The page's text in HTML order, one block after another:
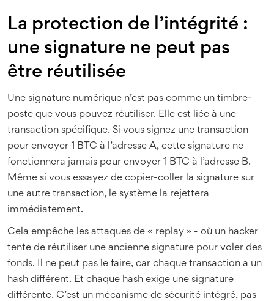
La protection de l’intégrité :
une signature ne peut pas
être réutilisée
Une signature numérique n’est pas comme un timbre-
poste que vous pouvez réutiliser. Elle est liée à une
transaction spécifique. Si vous signez une transaction
pour envoyer 1 BTC à l’adresse A, cette signature ne
fonctionnera jamais pour envoyer 1 BTC à l’adresse B.
Même si vous essayez de copier-coller la signature sur
une autre transaction, le système la rejettera
immédiatement.
Cela empêche les attaques de « replay » - où un hacker
tente de réutiliser une ancienne signature pour voler des
fonds. Il ne peut pas le faire, car chaque transaction a un
hash différent. Et chaque hash exige une signature
différente. C’est un mécanisme de sécurité intégré, pas